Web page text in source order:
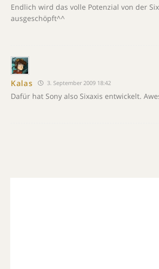
Endlich wird das volle Potenzial von der
ausgeschöpft^^
Kalas 3. September 2009 18:42
Dafür hat Sony also Sixaxis entwickelt.